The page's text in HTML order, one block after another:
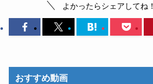
よかったらシェアしてね！
おすすめ動画